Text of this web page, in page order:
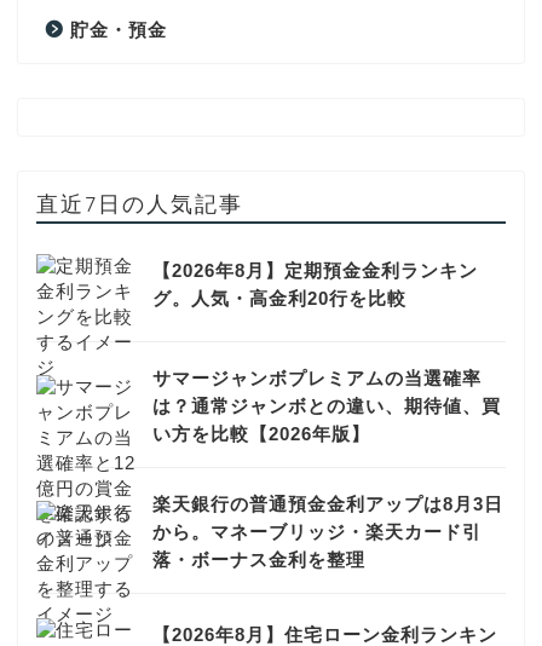
貯金・預金
直近7日の人気記事
【2026年8月】定期預金金利ランキン
グ。人気・高金利20行を比較
サマージャンボプレミアムの当選確率
は？通常ジャンボとの違い、期待値、買
い方を比較【2026年版】
楽天銀行の普通預金金利アップは8月3日
から。マネーブリッジ・楽天カード引
落・ボーナス金利を整理
【2026年8月】住宅ローン金利ランキン